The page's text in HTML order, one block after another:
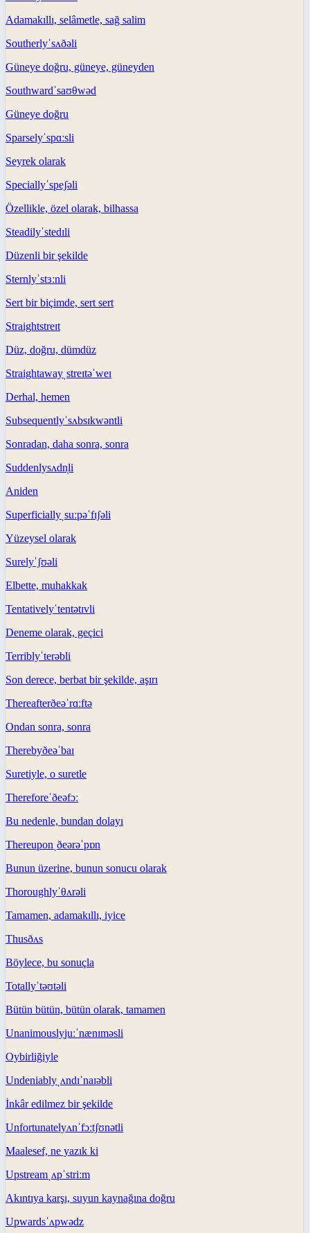
Adamakıllı, selâmetle, sağ salim
Southerlyˈsʌðəli
Güneye doğru, güneye, güneyden
Southwardˈsaʊθwəd
Güneye doğru
Sparselyˈspɑːsli
Seyrek olarak
Speciallyˈspeʃəli
Özellikle, özel olarak, bilhassa
Steadilyˈstedɪli
Düzenli bir şekilde
Sternlyˈstɜːnli
Sert bir biçimde, sert sert
Straightstreɪt
Düz, doğru, dümdüz
Straightaway ˌstreɪtəˈweɪ
Derhal, hemen
Subsequentlyˈsʌbsɪkwəntli
Sonradan, daha sonra, sonra
Suddenlysʌdn̩li
Aniden
Superficially ˌsuːpəˈfɪʃəli
Yüzeysel olarak
Surelyˈʃʊəli
Elbette, muhakkak
Tentativelyˈtentətɪvli
Deneme olarak, geçici
Terriblyˈterəbli
Son derece, berbat bir şekilde, aşırı
Thereafterðeəˈrɑːftə
Ondan sonra, sonra
Therebyðeəˈbaɪ
Suretiyle, o suretle
Thereforeˈðeəfɔː
Bu nedenle, bundan dolayı
Thereupon ˌðeərəˈpɒn
Bunun üzerine, bunun sonucu olarak
Thoroughlyˈθʌrəli
Tamamen, adamakıllı, iyice
Thusðʌs
Böylece, bu sonuçla
Totallyˈtəʊtəli
Bütün bütün, bütün olarak, tamamen
Unanimouslyjuːˈnænɪməsli
Oybirliğiyle
Undeniably ˌʌndɪˈnaɪəbli
İnkâr edilmez bir şekilde
Unfortunatelyʌnˈfɔːtʃʊnətli
Maalesef, ne yazık ki
Upstream ˌʌpˈstriːm
Akıntıya karşı, suyun kaynağına doğru
Upwardsˈʌpwədz